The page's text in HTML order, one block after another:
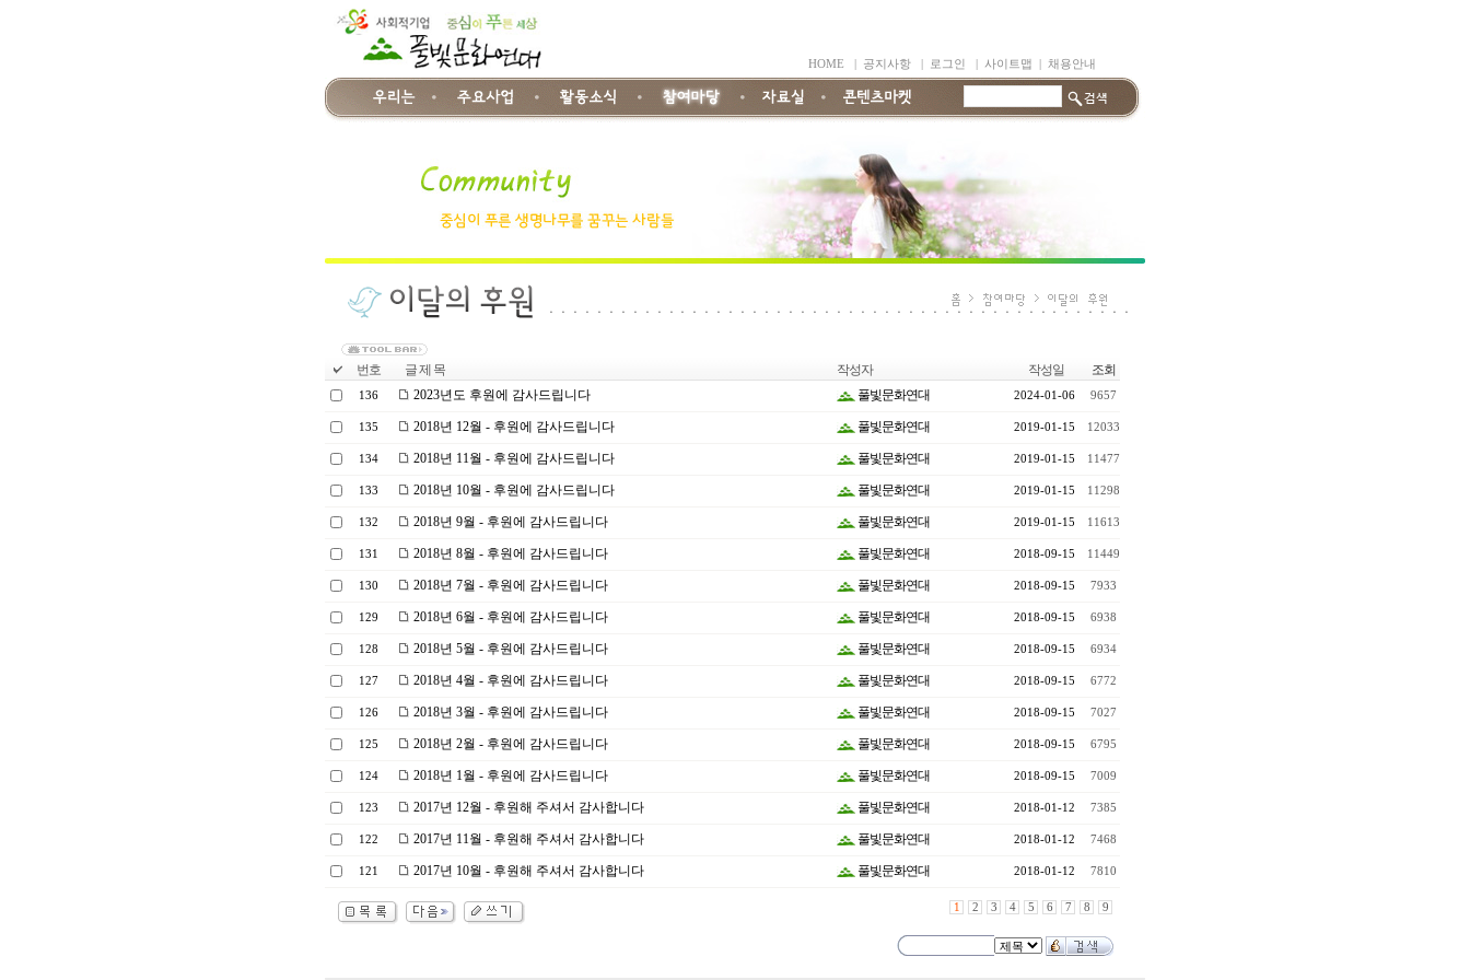
HOME 공지사항 로그인 사이트맵 채용안내
번호 글 제 목 작성자 작성일 조회
136 2023년도 후원에 감사드립니다 풀빛문화연대 2024-01-06 9657
135 2018년 12월 - 후원에 감사드립니다 풀빛문화연대 2019-01-15 12033
134 2018년 11월 - 후원에 감사드립니다 풀빛문화연대 2019-01-15 11477
133 2018년 10월 - 후원에 감사드립니다 풀빛문화연대 2019-01-15 11298
132 2018년 9월 - 후원에 감사드립니다 풀빛문화연대 2019-01-15 11613
131 2018년 8월 - 후원에 감사드립니다 풀빛문화연대 2018-09-15 11449
130 2018년 7월 - 후원에 감사드립니다 풀빛문화연대 2018-09-15 7933
129 2018년 6월 - 후원에 감사드립니다 풀빛문화연대 2018-09-15 6938
128 2018년 5월 - 후원에 감사드립니다 풀빛문화연대 2018-09-15 6934
127 2018년 4월 - 후원에 감사드립니다 풀빛문화연대 2018-09-15 6772
126 2018년 3월 - 후원에 감사드립니다 풀빛문화연대 2018-09-15 7027
125 2018년 2월 - 후원에 감사드립니다 풀빛문화연대 2018-09-15 6795
124 2018년 1월 - 후원에 감사드립니다 풀빛문화연대 2018-09-15 7009
123 2017년 12월 - 후원해 주셔서 감사합니다 풀빛문화연대 2018-01-12 7385
122 2017년 11월 - 후원해 주셔서 감사합니다 풀빛문화연대 2018-01-12 7468
121 2017년 10월 - 후원해 주셔서 감사합니다 풀빛문화연대 2018-01-12 7810
1 2 3 4 5 6 7 8 9